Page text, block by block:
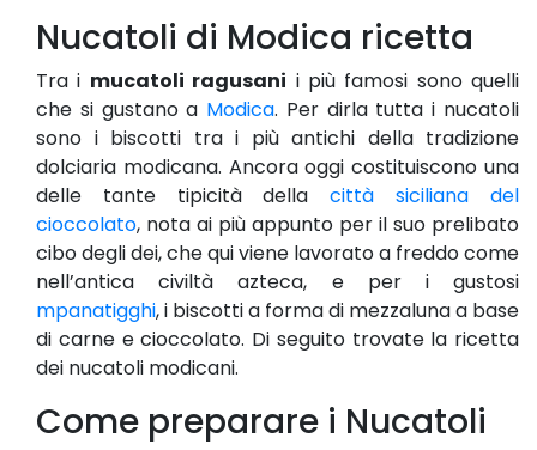
Nucatoli di Modica ricetta
Tra i mucatoli ragusani i più famosi sono quelli
che si gustano a Modica. Per dirla tutta i nucatoli
sono i biscotti tra i più antichi della tradizione
dolciaria modicana. Ancora oggi costituiscono una
delle tante tipicità della città siciliana del
cioccolato, nota ai più appunto per il suo prelibato
cibo degli dei, che qui viene lavorato a freddo come
nell’antica civiltà azteca, e per i gustosi
mpanatigghi, i biscotti a forma di mezzaluna a base
di carne e cioccolato. Di seguito trovate la ricetta
dei nucatoli modicani.
Come preparare i Nucatoli